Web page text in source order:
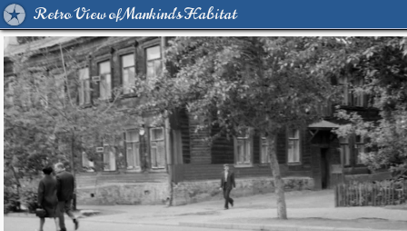
Retro View of Mankind's Habitat